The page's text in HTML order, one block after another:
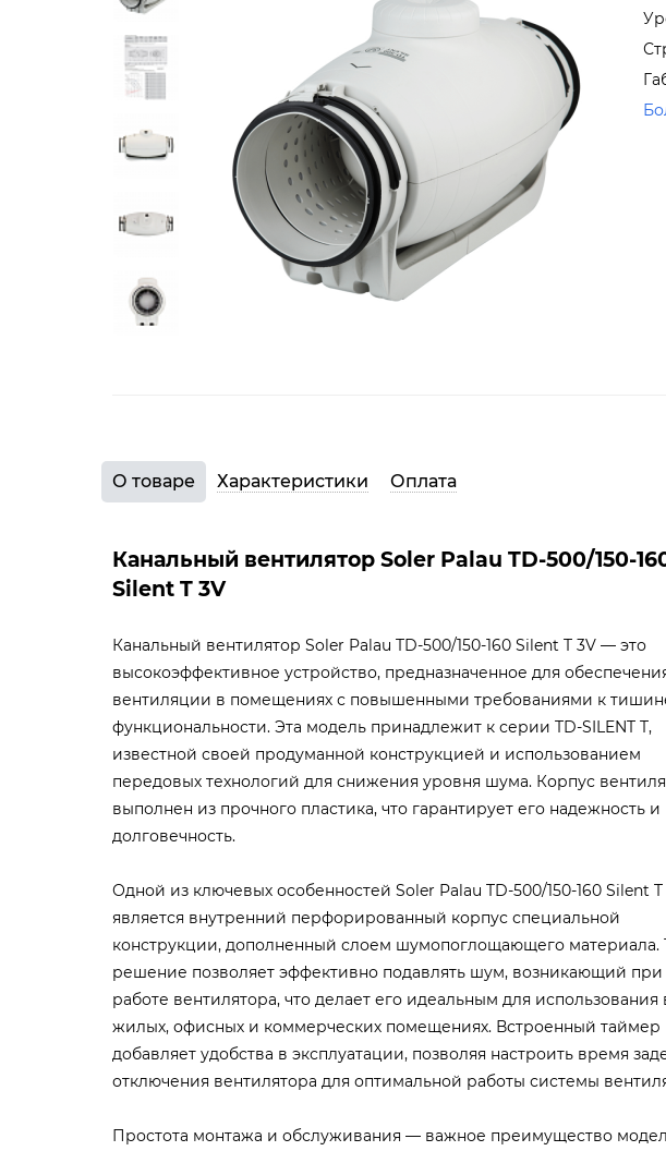
О товаре Характеристики Оплата
Канальный вентилятор Soler Palau TD-500/150-
Silent T 3V
Канальный вентилятор Soler Palau TD-500/150-160 Silent T 3V — это
высокоэффективное устройство, предназначенное для
вентиляции в помещениях с повышенными требованиями к
функциональности. Эта модель принадлежит к серии TD-SILENT T,
известной своей продуманной конструкцией и использованием
передовых технологий для снижения уровня шума. Корпус
выполнен из прочного пластика, что гарантирует его надежность и
долговечность.
Одной из ключевых особенностей Soler Palau TD-500/150-160 Silent T
является внутренний перфорированный корпус специальной
конструкции, дополненный слоем шумопоглощающего материала.
решение позволяет эффективно подавлять шум, возникающий при
работе вентилятора, что делает его идеальным для использования
жилых, офисных и коммерческих помещениях. Встроенный таймер
добавляет удобства в эксплуатации, позволяя настроить время
отключения вентилятора для оптимальной работы системы
Простота монтажа и обслуживания — важное преимущество